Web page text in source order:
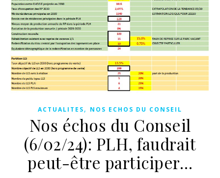
ACTUALITES, NOS ECHOS DU CONSEIL
Nos échos du Conseil
(6/02/24): PLH, faudrait
peut-être participer…